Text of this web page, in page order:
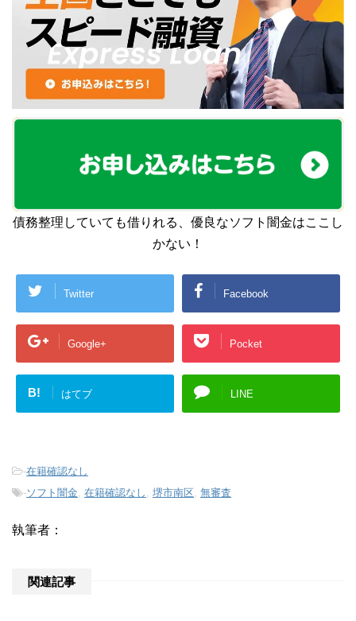
債務整理していても借りれる、優良なソフト闇金はここし
かない！
Twitter Facebook
Google+ Pocket
B! はてブ LINE
-在籍確認なし
-ソフト闇金, 在籍確認なし , 堺市南区, 無審査
執筆者：
関連記事